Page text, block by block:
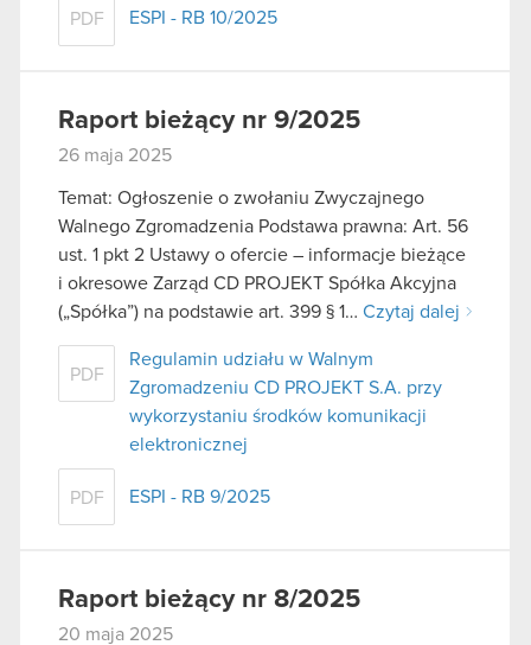
PDF ESPI - RB 10/2025
Raport bieżący nr 9/2025
26 maja 2025
Temat: Ogłoszenie o zwołaniu Zwyczajnego
Walnego Zgromadzenia Podstawa prawna: Art. 56
ust. 1 pkt 2 Ustawy o ofercie – informacje bieżące
i okresowe Zarząd CD PROJEKT Spółka Akcyjna
(„Spółka”) na podstawie art. 399 § 1… Czytaj dalej
PDF
Regulamin udziału w Walnym
Zgromadzeniu CD PROJEKT S.A. przy
wykorzystaniu środków komunikacji
elektronicznej
PDF ESPI - RB 9/2025
Raport bieżący nr 8/2025
20 maja 2025